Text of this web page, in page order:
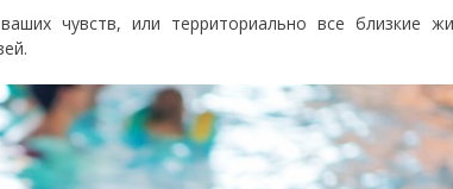
чувств, или территориально все близкие